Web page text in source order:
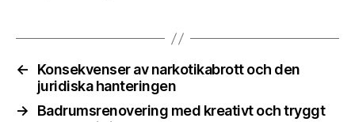
←
Konsekvenser av narkotikabrott och den
juridiska hanteringen
→
Badrumsrenovering med kreativt och tryggt